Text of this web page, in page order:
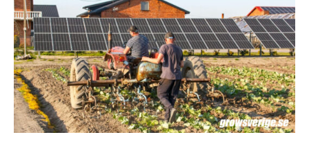
–
kol
står
för
än
av